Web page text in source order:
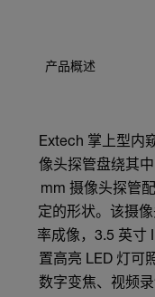
产品概述
Extech 掌上型内
像头探管盘绕其
mm 摄像头探管
定的形状。该摄
率成像，3.5 英寸
置高亮 LED 灯可
数字变焦、视频